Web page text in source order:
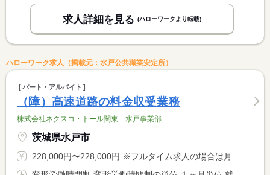
求人詳細を見る (ハローワークより転載)
ハローワーク求人（掲載元：水戸公共職業安定所）
パート・アルバイト
（障）高速道路の料金収受業務
株式会社ネクスコ・トール関東 水戸事業部
茨城県水戸市
228,000円〜228,000円 ※フルタイム求人の場合は月額（換算額）、パート求人の場合は時間額を表示しています。